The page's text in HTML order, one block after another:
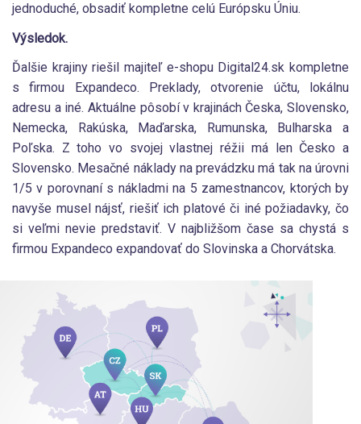
jednoduché, obsadiť kompletne celú Európsku Úniu.
Výsledok.
Ďalšie krajiny riešil majiteľ e-shopu Digital24.sk kompletne
s firmou Expandeco. Preklady, otvorenie účtu, lokálnu
adresu a iné. Aktuálne pôsobí v krajinách Česka, Slovensko,
Nemecka, Rakúska, Maďarska, Rumunska, Bulharska a
Poľska. Z toho vo svojej vlastnej réžii má len Česko a
Slovensko. Mesačné náklady na prevádzku má tak na úrovni
1/5 v porovnaní s nákladmi na 5 zamestnancov, ktorých by
navyše musel nájsť, riešiť ich platové či iné požiadavky, čo
si veľmi nevie predstaviť. V najbližšom čase sa chystá s
firmou Expandeco expandovať do Slovinska a Chorvátska.